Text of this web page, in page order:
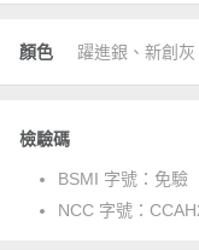
顏色 躍進銀、新創灰
檢驗碼
BSMI 字號： 免驗
NCC 字號：